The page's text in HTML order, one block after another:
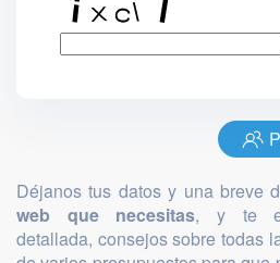
Déjanos tus datos y una breve
web que necesitas, y te
detallada, consejos sobre todas